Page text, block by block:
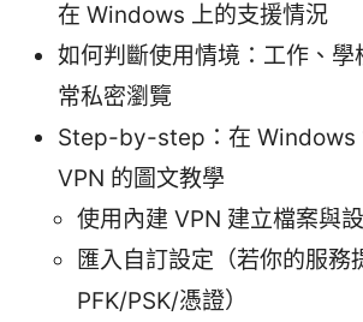
在 Windows 上的支援情況
如何判斷使用情境：工作、學
常私密瀏覽
Step-by-step：在 Windows
VPN 的圖文教學
使用內建 VPN 建立檔案與
匯入自訂設定（若你的服務
PFK/PSK/憑證）